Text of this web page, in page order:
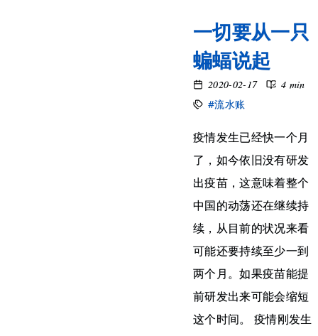
一切要从一只
蝙蝠说起
2020-02-17
4 min
#流水账
疫情发生已经快一个月
了，如今依旧没有研发
出疫苗，这意味着整个
中国的动荡还在继续持
续，从目前的状况来看
可能还要持续至少一到
两个月。如果疫苗能提
前研发出来可能会缩短
这个时间。 疫情刚发生